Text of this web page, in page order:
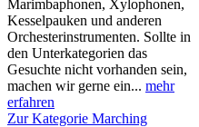
Marimbaphonen, Xylophonen,
Kesselpauken und anderen
Orchesterinstrumenten. Sollte in
den Unterkategorien das
Gesuchte nicht vorhanden sein,
machen wir gerne ein... mehr
erfahren
Zur Kategorie Marching